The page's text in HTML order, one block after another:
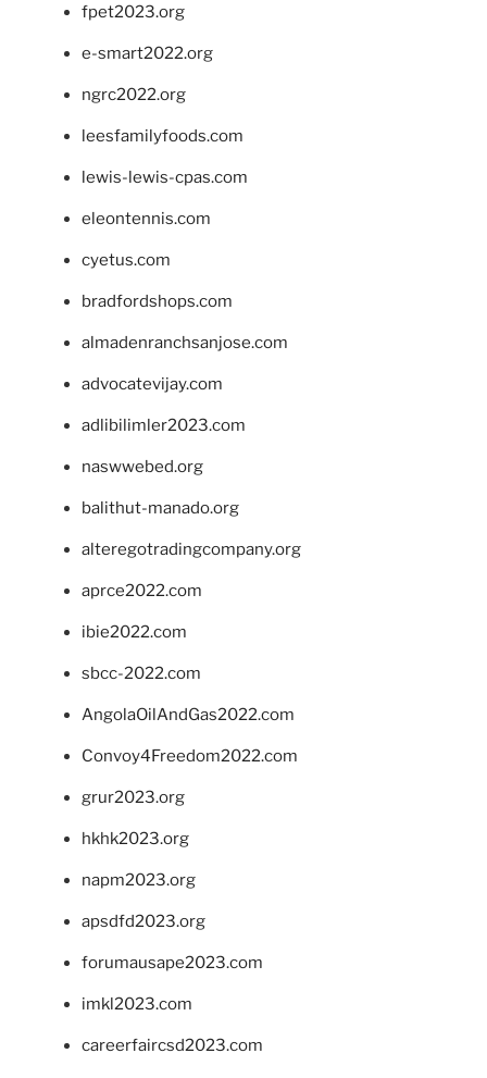
fpet2023.org
e-smart2022.org
ngrc2022.org
leesfamilyfoods.com
lewis-lewis-cpas.com
eleontennis.com
cyetus.com
bradfordshops.com
almadenranchsanjose.com
advocatevijay.com
adlibilimler2023.com
naswwebed.org
balithut-manado.org
alteregotradingcompany.org
aprce2022.com
ibie2022.com
sbcc-2022.com
AngolaOilAndGas2022.com
Convoy4Freedom2022.com
grur2023.org
hkhk2023.org
napm2023.org
apsdfd2023.org
forumausape2023.com
imkl2023.com
careerfaircsd2023.com